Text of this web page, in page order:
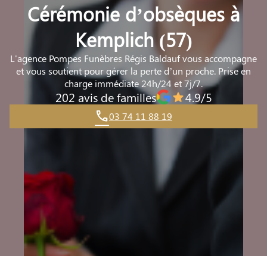
Cérémonie d’obsèques à
Kemplich (57)
L'agence Pompes Funèbres Régis Baldauf vous accompagne
et vous soutient pour gérer la perte d’un proche. Prise en
charge immédiate 24h/24 et 7j/7.
202 avis de familles 4.9/5
03 74 11 88 19